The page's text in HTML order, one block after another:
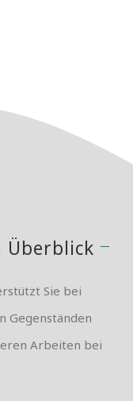
Überblick
Sie bei
Gegenständen
Arbeiten bei